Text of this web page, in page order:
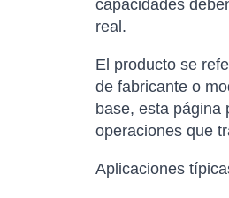
capacidades
real.
El producto se
de fabricante o
base, esta página
operaciones que
Aplicaciones